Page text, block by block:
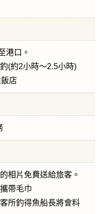
港口。
(約2小時～2.5小時)
店
相片免費送給旅客。
帶毛巾
所釣得魚船長將會料